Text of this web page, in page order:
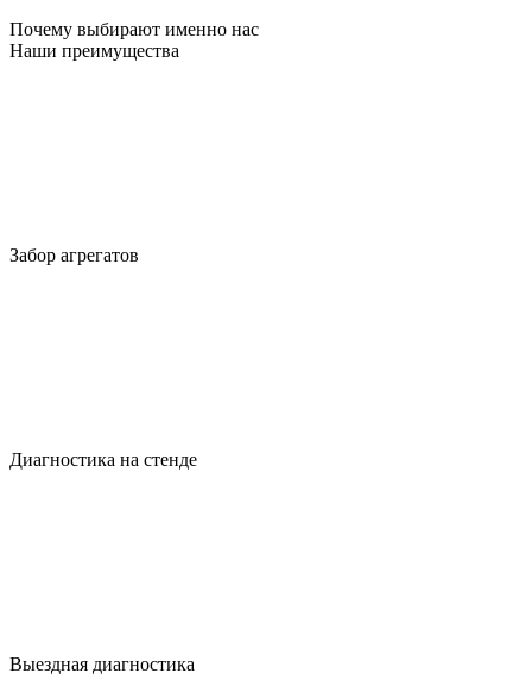
Почему выбирают именно нас
Наши преимущества
Забор агрегатов
Диагностика на стенде
Выездная диагностика